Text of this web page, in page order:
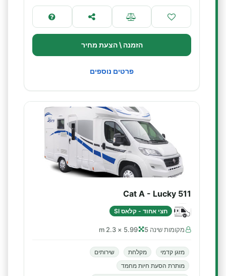
הזמנה \ הצעת מחיר
פרטים נוספים
Cat A - Lucky 511
חצי אחוד - קלאס SI
מקומות שינה 5 5.99 × 2.3 m
מזגן קדמי מקלחת
שירותים
מותרת הסעת חיות מחמד